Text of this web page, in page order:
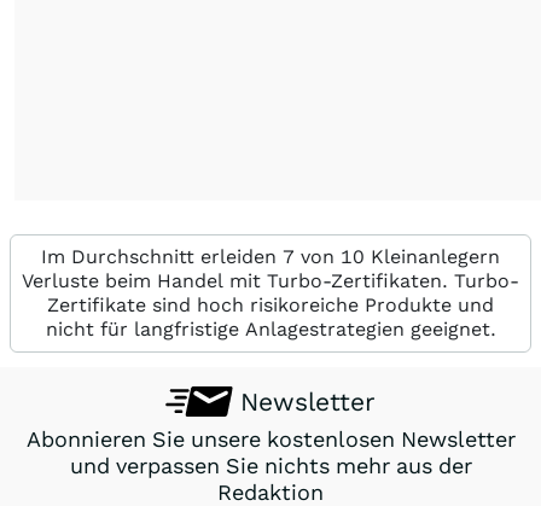
Im Durchschnitt erleiden 7 von 10 Kleinanlegern
Verluste beim Handel mit Turbo-Zertifikaten. Turbo-
Zertifikate sind hoch risikoreiche Produkte und
nicht für langfristige Anlagestrategien geeignet.
Newsletter
Abonnieren Sie unsere kostenlosen Newsletter
und verpassen Sie nichts mehr aus der
Redaktion